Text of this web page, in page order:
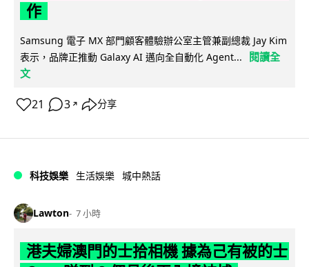
作
Samsung 電子 MX 部門顧客體驗辦公室主管兼副總裁 Jay Kim
表示，品牌正推動 Galaxy AI 邁向全自動化 Agent...
閱讀全
文
21 3 ↗ 分享
科技娛樂 生活娛樂 城中熱話
Lawton 7 小時
港夫婦澳門的士拾相機 據為己有被的士